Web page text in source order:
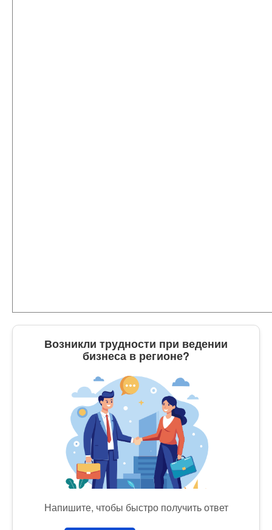
Возникли трудности при ведении
бизнеса в регионе?
Напишите, чтобы быстро получить ответ